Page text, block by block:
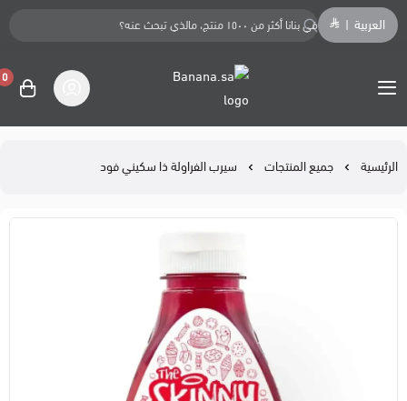
العربية
Banana.sa
0
الرئيسية جميع المنتجات سيرب الفراولة ذا سكيني فود